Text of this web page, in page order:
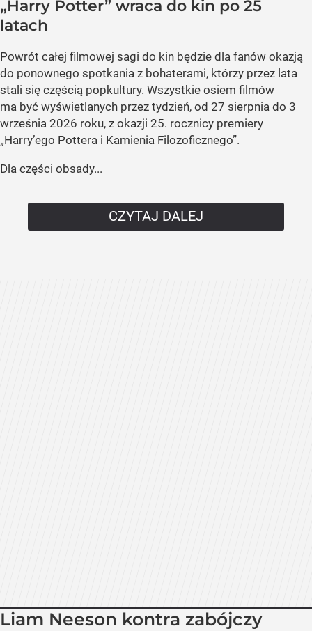
„Harry Potter” wraca do kin po 25
latach
Powrót całej filmowej sagi do kin będzie dla fanów okazją
do ponownego spotkania z bohaterami, którzy przez lata
stali się częścią popkultury. Wszystkie osiem filmów
ma być wyświetlanych przez tydzień, od 27 sierpnia do 3
września 2026 roku, z okazji 25. rocznicy premiery
„Harry’ego Pottera i Kamienia Filozoficznego”.
Dla części obsady...
CZYTAJ DALEJ
Liam Neeson kontra zabójczy